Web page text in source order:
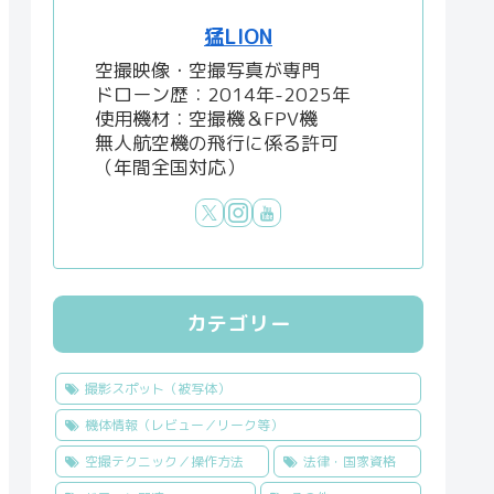
猛LION
空撮映像・空撮写真が専門
ドローン歴：2014年-2025年
使用機材：空撮機＆FPV機
無人航空機の飛行に係る許可
（年間全国対応）
カテゴリー
撮影スポット（被写体）
機体情報（レビュー／リーク等）
空撮テクニック／操作方法
法律・国家資格